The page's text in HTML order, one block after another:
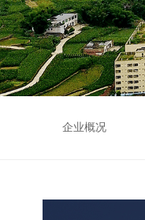
企业概况